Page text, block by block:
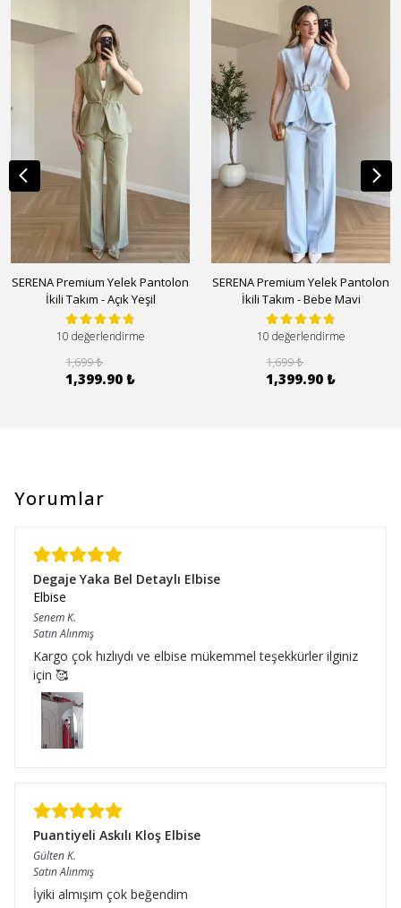
SERENA Premium Yelek Pantolon
İkili Takım - Açık Yeşil
10 değerlendirme
1,699 ₺
1,399.90 ₺
SERENA Premium Yelek Pantolon
İkili Takım - Bebe Mavi
10 değerlendirme
1,699 ₺
1,399.90 ₺
Yorumlar
Degaje Yaka Bel Detaylı Elbise
Elbise
SenemK.
Satın Alınmış
Kargo çok hızlıydı ve elbise mükemmel teşekkürler ilginiz
için 🥰
Puantiyeli Askılı Kloş Elbise
GültenK.
Satın Alınmış
İyiki almışım çok beğendim